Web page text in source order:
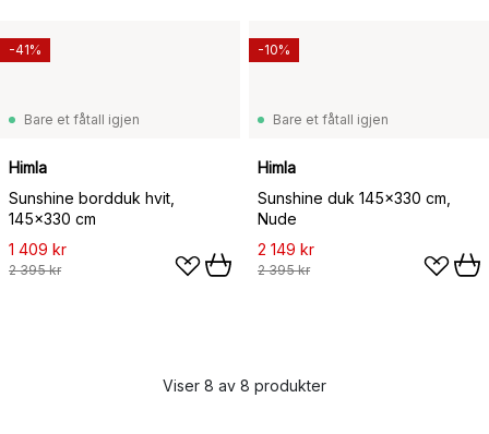
Bare et fåtall igjen
Himla
Sunshine bordduk hvit,
145x330 cm
1 409 kr
2 395 kr
-41%
Bare et fåtall igjen
Himla
Sunshine duk 145x330 cm,
Nude
2 149 kr
2 395 kr
-10%
Viser 8 av 8 produkter